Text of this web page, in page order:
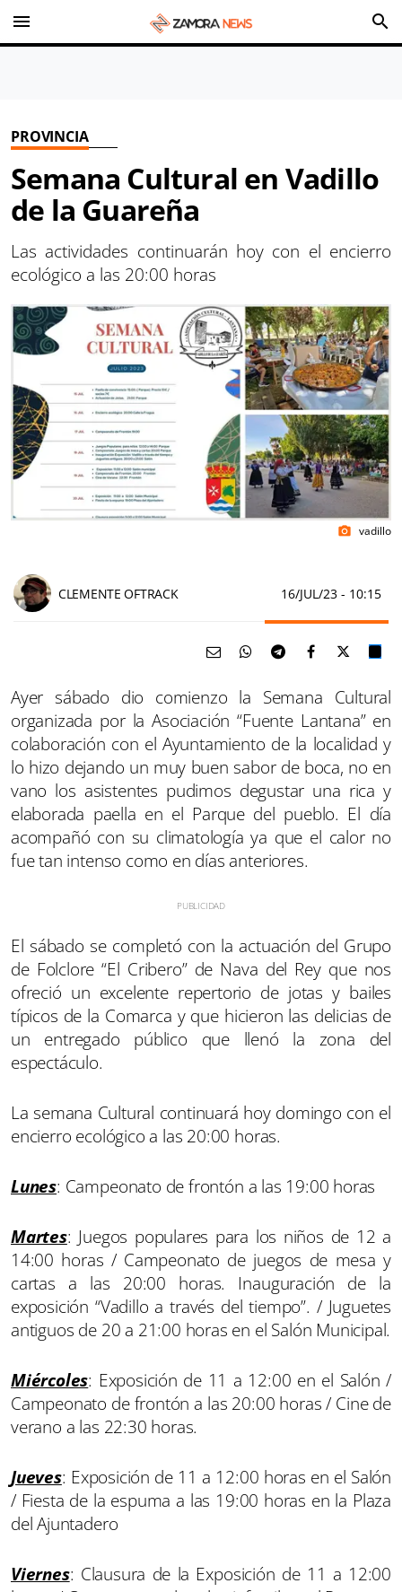
menu search
PROVINCIA
Semana Cultural en Vadillo
de la Guareña
Las actividades continuarán hoy con el encierro
ecológico a las 20:00 horas
photo_camera vadillo
CLEMENTE OFTRACK 16/JUL/23 - 10:15
Ayer sábado dio comienzo la Semana Cultural
organizada por la Asociación “Fuente Lantana” en
colaboración con el Ayuntamiento de la localidad y
lo hizo dejando un muy buen sabor de boca, no en
vano los asistentes pudimos degustar una rica y
elaborada paella en el Parque del pueblo. El día
acompañó con su climatología ya que el calor no
fue tan intenso como en días anteriores.
El sábado se completó con la actuación del Grupo
de Folclore “El Cribero” de Nava del Rey que nos
ofreció un excelente repertorio de jotas y bailes
típicos de la Comarca y que hicieron las delicias de
un entregado público que llenó la zona del
espectáculo.
La semana Cultural continuará hoy domingo con el
encierro ecológico a las 20:00 horas.
Lunes: Campeonato de frontón a las 19:00 horas
Martes: Juegos populares para los niños de 12 a
14:00 horas / Campeonato de juegos de mesa y
cartas a las 20:00 horas. Inauguración de la
exposición “Vadillo a través del tiempo”. / Juguetes
antiguos de 20 a 21:00 horas en el Salón Municipal.
Miércoles: Exposición de 11 a 12:00 en el Salón /
Campeonato de frontón a las 20:00 horas / Cine de
verano a las 22:30 horas.
Jueves: Exposición de 11 a 12:00 horas en el Salón
/ Fiesta de la espuma a las 19:00 horas en la Plaza
del Ajuntadero
Viernes: Clausura de la Exposición de 11 a 12:00